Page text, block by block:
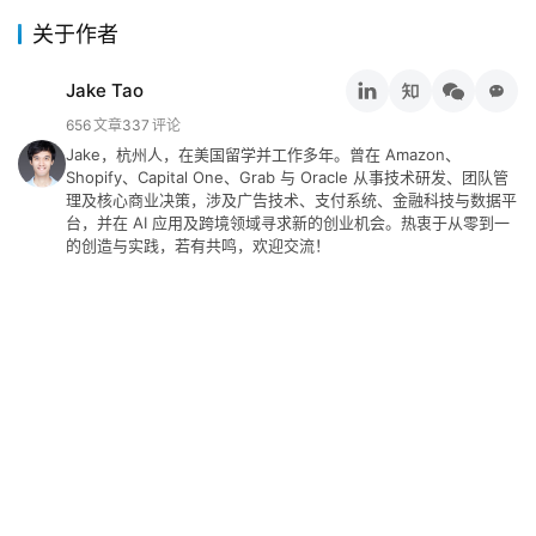
关于作者
Jake Tao
656文章337 评论
Jake，杭州人，在美国留学并工作多年。曾在 Amazon、
Shopify、Capital One、Grab 与 Oracle 从事技术研发、团队管
理及核心商业决策，涉及广告技术、支付系统、金融科技与数据平
台，并在 AI 应用及跨境领域寻求新的创业机会。热衷于从零到一
的创造与实践，若有共鸣，欢迎交流！